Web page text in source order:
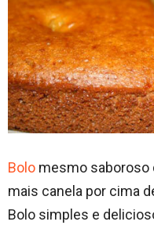
Bolo mesmo saboroso
mais canela por cima
Bolo simples e